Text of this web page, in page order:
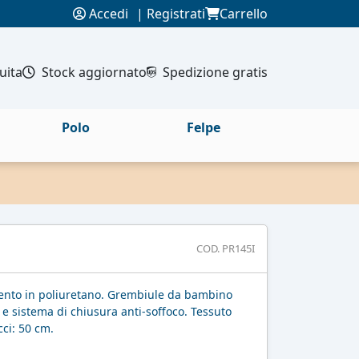
Accedi | Registrati Carrello
Stock aggiornato Spedizione gratis
Polo Felpe
COD. PR145I
in poliuretano. Grembiule da bambino
sistema di chiusura anti-soffoco. Tessuto
50 cm.